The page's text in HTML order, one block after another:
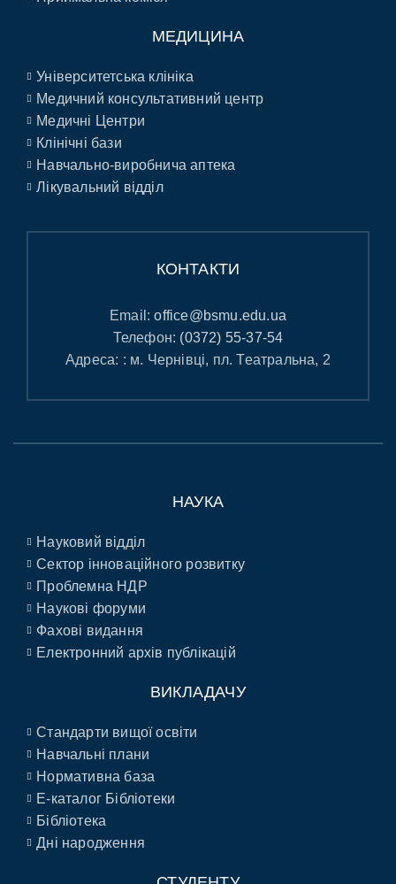
МЕДИЦИНА
Університетська клініка
Медичний консультативний центр
Медичні Центри
Клінічні бази
Навчально-виробнича аптека
Лікувальний відділ
КОНТАКТИ
Email:office@bsmu.edu.ua
Телефон: (0372) 55-37-54
Адреса: : м. Чернівці, пл. Театральна, 2
НАУКА
Науковий відділ
Сектор інноваційного розвитку
Проблемна НДР
Наукові форуми
Фахові видання
Електронний архів публікацій
ВИКЛАДАЧУ
Стандарти вищої освіти
Навчальні плани
Нормативна база
E-каталог Бібліотеки
Бібліотека
Дні народження